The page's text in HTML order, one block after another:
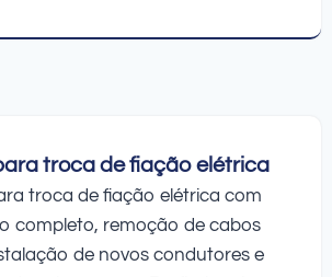
troca de fiação elétrica
troca de fiação elétrica com
completo, remoção de cabos
de novos condutores e